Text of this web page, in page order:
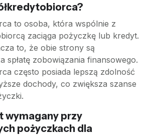
to osoba, która wspólnie z
zaciąga pożyczkę lub kredyt.
to, że obie strony są
spłatę zobowiązania finansowego.
często posiada lepszą zdolność
dochody, co zwiększa szanse
wymagany przy
pożyczkach dla